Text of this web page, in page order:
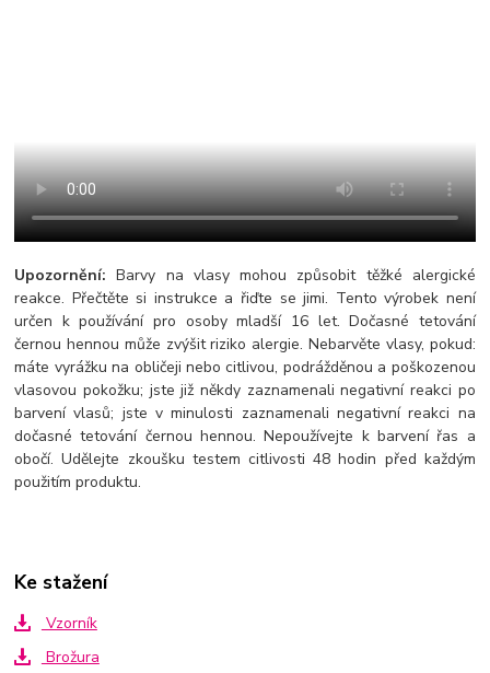
Upozornění: Barvy na vlasy mohou způsobit těžké alergické
reakce. Přečtěte si instrukce a řiďte se jimi. Tento výrobek není
určen k používání pro osoby mladší 16 let. Dočasné tetování
černou hennou může zvýšit riziko alergie. Nebarvěte vlasy, pokud:
máte vyrážku na obličeji nebo citlivou, podrážděnou a poškozenou
vlasovou pokožku; jste již někdy zaznamenali negativní reakci po
barvení vlasů; jste v minulosti zaznamenali negativní reakci na
dočasné tetování černou hennou. Nepoužívejte k barvení řas a
obočí. Udělejte zkoušku testem citlivosti 48 hodin před každým
použitím produktu.
Ke stažení
Vzorník
Brožura